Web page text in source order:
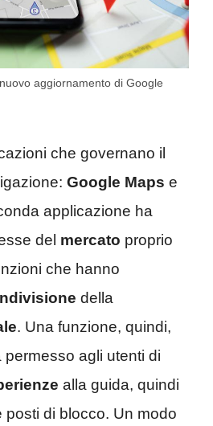
aggiornamento di Google
che governano il
Google Maps e
applicazione ha
del mercato proprio
che hanno
della
. Una funzione, quindi,
permesso agli utenti di
alla guida, quindi
posti di blocco. Un modo